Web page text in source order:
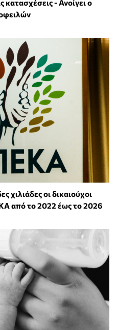
κατασχέσεις - Ανοίγει ο
χιλιάδες οι δικαιούχοι
από το 2022 έως το 2026